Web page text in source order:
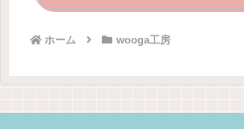
ホーム wooga工房